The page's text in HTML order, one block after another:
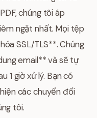
chúng tôi áp
ngặt nhất. Mọi tệp
SSL/TLS**. Chúng
email** và sẽ tự
1 giờ xử lý. Bạn có
các chuyển đổi
tôi.